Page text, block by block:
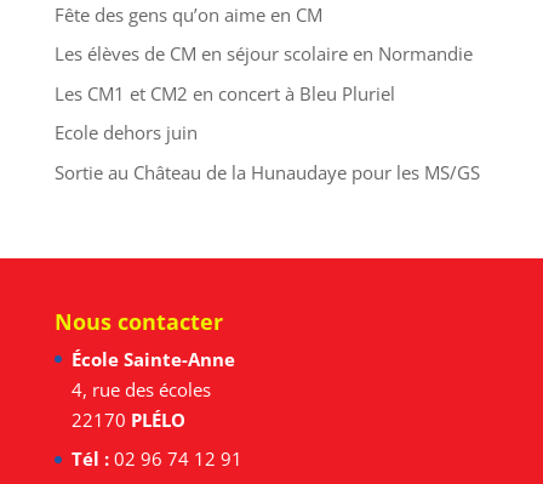
Fête des gens qu’on aime en CM
Les élèves de CM en séjour scolaire en Normandie
Les CM1 et CM2 en concert à Bleu Pluriel
Ecole dehors juin
Sortie au Château de la Hunaudaye pour les MS/GS
Nous contacter
École Sainte-Anne
4, rue des écoles
22170 PLÉLO
Tél :02 96 74 12 91